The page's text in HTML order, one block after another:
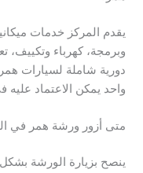
يقدم المركز خدمات
وبرمجة، كهرباء وتكييف،
دورية شاملة لسيارات
واحد يمكن الاعتماد
متى أزور ورشة همر في
ينصح بزيارة الورشة